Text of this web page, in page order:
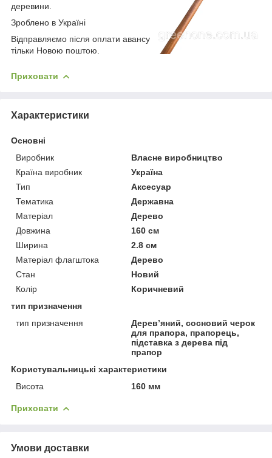
деревини.
Зроблено в Україні
Відправляємо після оплати авансу
тільки Новою поштою.
Приховати
Характеристики
Основні
Виробник
Власне виробництво
Країна виробник
Україна
Тип
Аксесуар
Тематика
Державна
Матеріал
Дерево
Довжина
160 см
Ширина
2.8 см
Матеріал флагштока
Дерево
Стан
Новий
Колір
Коричневий
тип призначення
тип призначення
Дерев’яний, сосновий черок
для прапора, прапорець,
підставка з дерева під
прапор
Користувальницькі характеристики
Висота
160 мм
Приховати
Умови доставки